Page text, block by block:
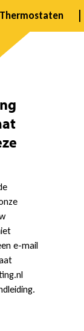
Thermostaten
e-mail